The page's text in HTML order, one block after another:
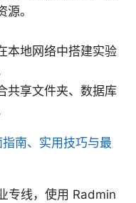
。
本地网络中搭建实验
共享文件夹、数据库
南、实用技巧与最
专线，使用 Radmin